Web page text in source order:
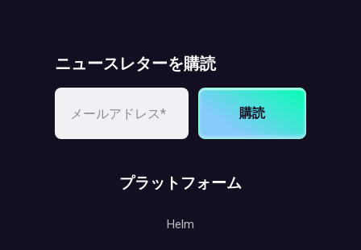
ニュースレターを購読
購読
プラットフォーム
Helm